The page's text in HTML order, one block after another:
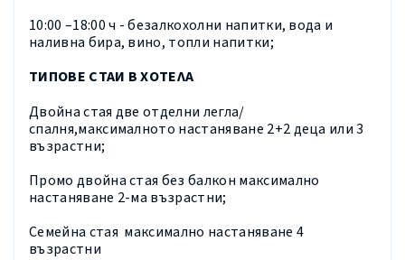
10:00 –18:00 ч - безалкохолни напитки, вода и
наливна бира, вино, топли напитки;
ТИПОВЕ СТАИ В ХОТЕЛА
Двойна стая две отделни легла/
спалня,максималното настаняване 2+2 деца или 3
възрастни;
Промо двойна стая без балкон максимално
настаняване 2-ма възрастни;
Семейна стая максимално настаняване 4
възрастни